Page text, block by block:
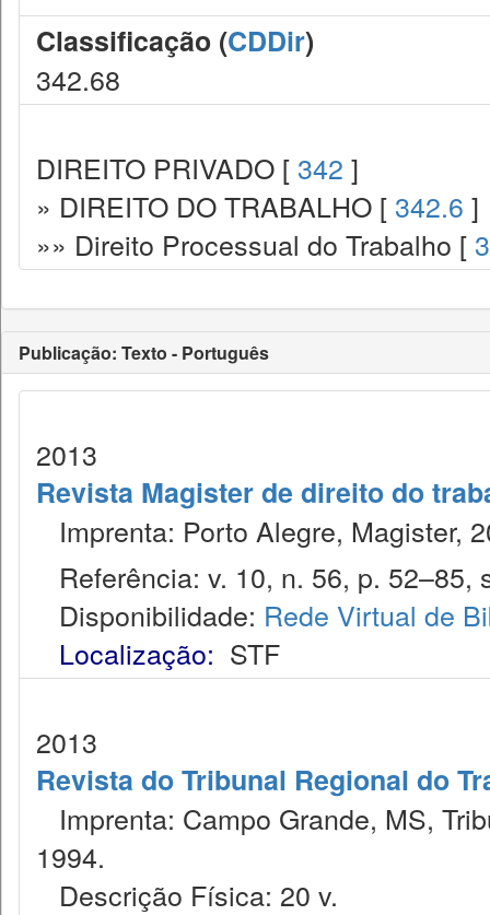
Classificação (CDDir)
342.68
DIREITO PRIVADO [ 342 ]
» DIREITO DO TRABALHO [ 342.6 ]
»» Direito Processual do Trabalho [
Publicação: Texto - Português
2013
Revista Magister de direito do
Imprenta: Porto Alegre, Magister,
Referência: v. 10, n. 56, p. 52–85,
Disponibilidade: Rede Virtual de
Localização: STF
2013
Revista do Tribunal Regional do
Imprenta: Campo Grande, MS,
1994.
Descrição Física: 20 v.